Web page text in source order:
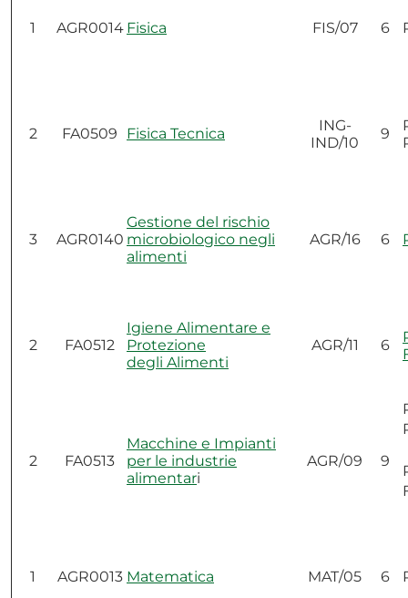
1 AGR0014 Fisica FIS/07 6
2 FA0509 Fisica Tecnica
ING-
IND/10
9
3 AGR0140
Gestione del rischio
microbiologico negli
alimenti
AGR/16 6
2 FA0512
Igiene Alimentare e
Protezione
degli Alimenti
AGR/11 6
2 FA0513
Macchine e Impianti
per le industrie
alimentari
AGR/09 9
1 AGR0013 Matematica MAT/05 6